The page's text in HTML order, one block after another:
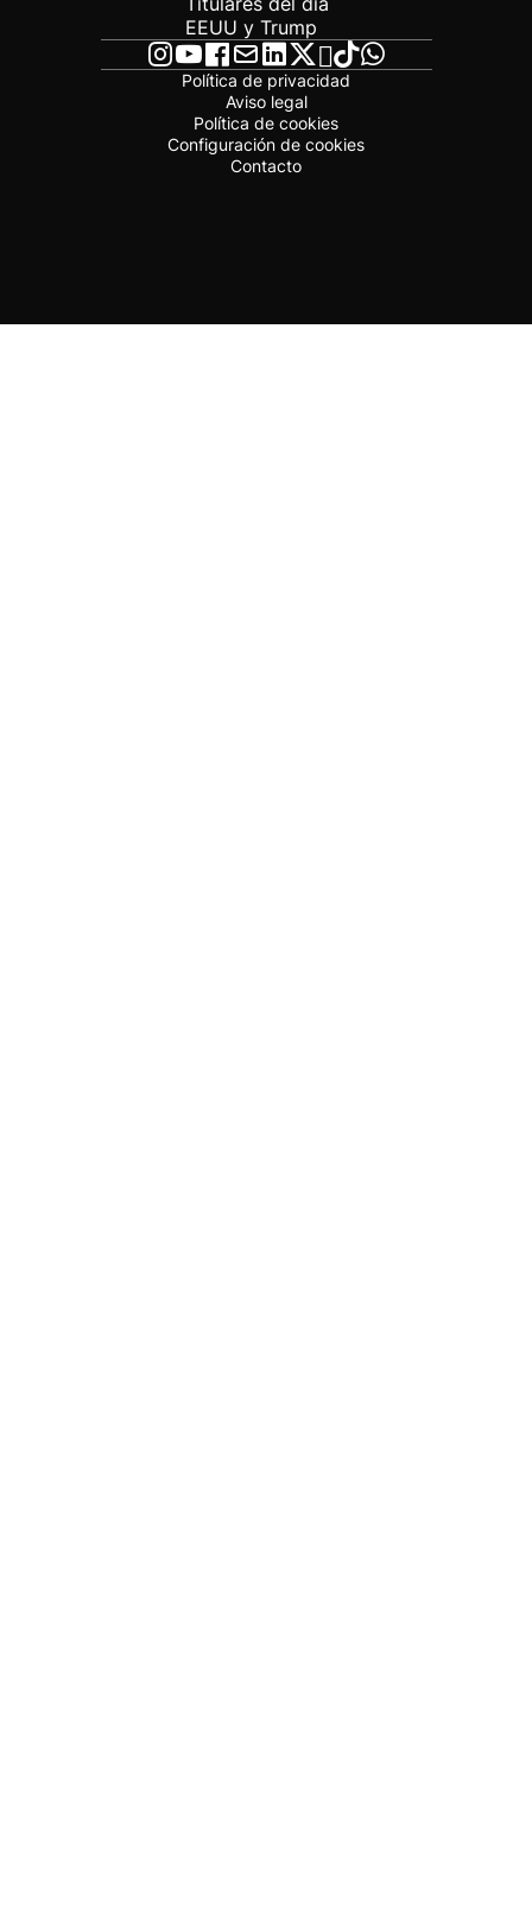
EEUU y Trump
Política de privacidad
Aviso legal
Política de cookies
Configuración de cookies
Contacto